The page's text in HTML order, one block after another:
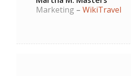
Marketing – WikiTravel